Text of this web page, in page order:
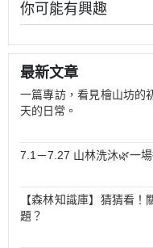
你可能有興趣
最新文章
一篇專訪，看見檜山坊的
天的日常。
7.1－7.27 山林洗沐🌿一
【森林知識庫】猜猜看
題？